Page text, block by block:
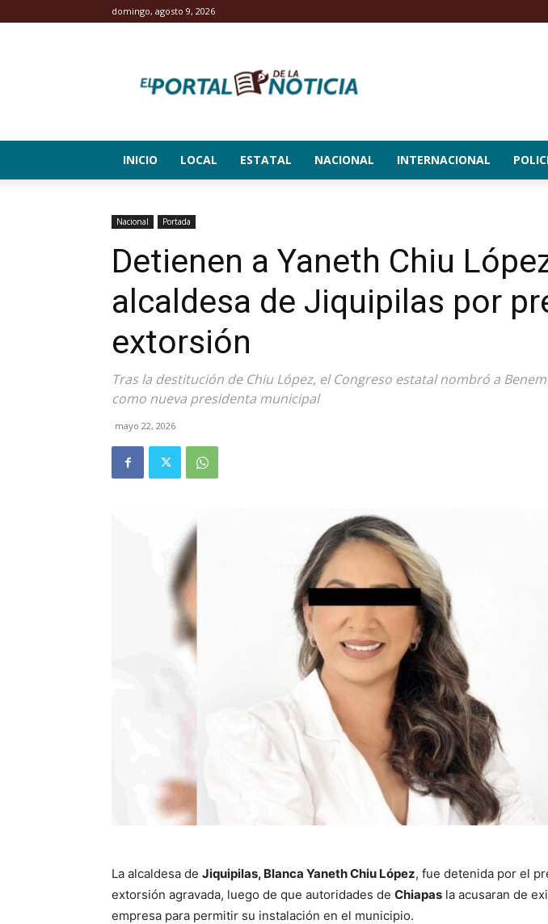
domingo, agosto 9, 2026
Portal
de
INICIO LOCAL ESTATAL NACIONAL INTERNACIONAL
Nacional Portada
Detienen a Yaneth Chiu
alcaldesa de Jiquipilas por
extorsión
Tras la destitución de Chiu López, el Congreso estatal nombró a
como nueva presidenta municipal
mayo 22, 2026
La alcaldesa de Jiquipilas, Blanca Yaneth Chiu López, fue detenida por el
extorsión agravada, luego de que autoridades de Chiapas la acusaran de
empresa para permitir su instalación en el municipio.